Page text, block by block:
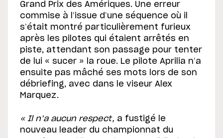
Grand Prix des Amériques. Une erreur
commise à l’issue d’une séquence où il
s’était montré particulièrement furieux
après les pilotes qui étaient arrêtés en
piste, attendant son passage pour tenter
de lui « sucer » la roue. Le pilote Aprilia n’a
ensuite pas mâché ses mots lors de son
débriefing, avec dans le viseur Alex
Marquez.
« Il n’a aucun respect, a fustigé le
nouveau leader du championnat du